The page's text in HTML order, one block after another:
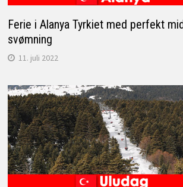
Ferie i Alanya Tyrkiet med perfekt
svømning
11. juli 2022